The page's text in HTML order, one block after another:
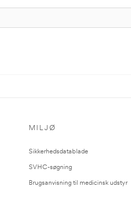
MILJØ
Sikkerhedsdatablade
SVHC-søgning
Brugsanvisning til medicinsk udstyr